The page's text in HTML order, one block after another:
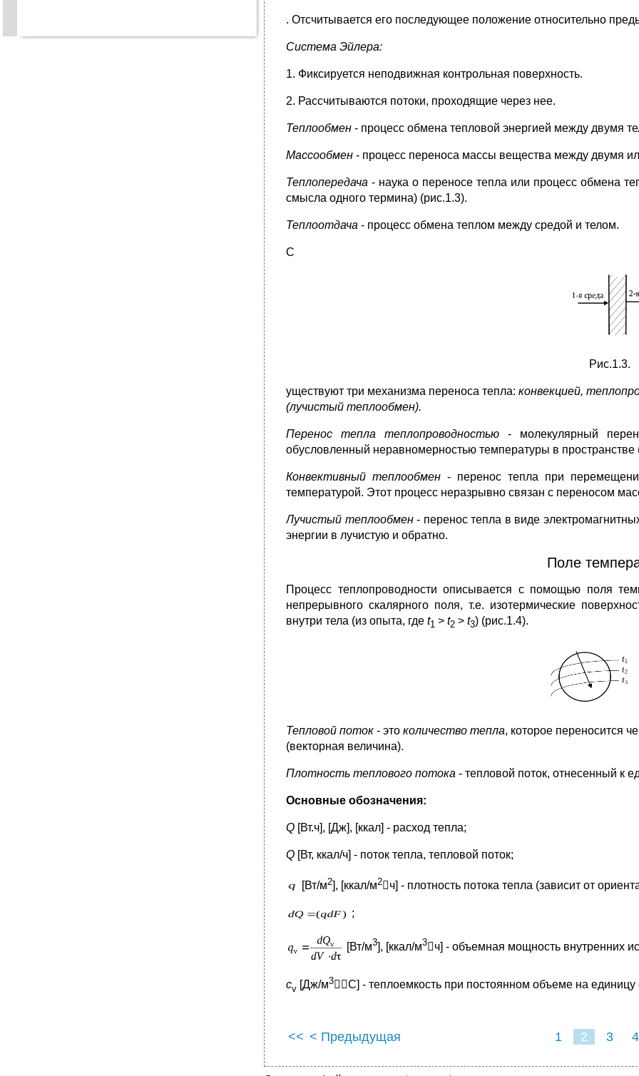
. Отсчитывается его последующее положение относительно
Система Эйлера:
1. Фиксируется неподвижная контрольная поверхность.
2. Рассчитываются потоки, проходящие через нее.
Теплообмен - процесс обмена тепловой энергией между двумя
Массообмен - процесс переноса массы вещества между двумя
Теплопередача - наука о переносе тепла или процесс обмена
смысла одного термина) (рис.1.3).
Теплоотдача - процесс обмена теплом между средой и телом.
С
Рис.1.3.
уществуют три механизма переноса тепла: конвекцией,
(лучистый теплообмен).
Перенос тепла теплопроводностью- молекулярный
обусловленный неравномерностью температуры в
Конвективный теплообмен - перенос тепла при
температурой. Этот процесс неразрывно связан с переносом
Лучистый теплообмен- перенос тепла в виде
энергии в лучистую и обратно.
Поле
Процесс теплопроводности описывается с помощью поля
непрерывного скалярного поля, т.е. изотермические
внутри тела (из опыта, где t1 > t2 > t3) (рис.1.4).
Тепловой поток - это количество тепла, которое переносится
(векторная величина).
Плотность теплового потока - тепловой поток, отнесенный к
Основные обозначения:
Q [Вт.ч], [Дж], [ккал] - расход тепла;
Q [Вт, ккал/ч] - поток тепла, тепловой поток;
[Вт/м2 ], [ккал/м2ч] - плотность потока тепла (зависит от
;
[Вт/м3], [ккал/м3ч] - объемная мощность внутренних
сv [Дж/м3С] - теплоемкость при постоянном объеме на единицу
<< < Предыдущая 1 2 3 4